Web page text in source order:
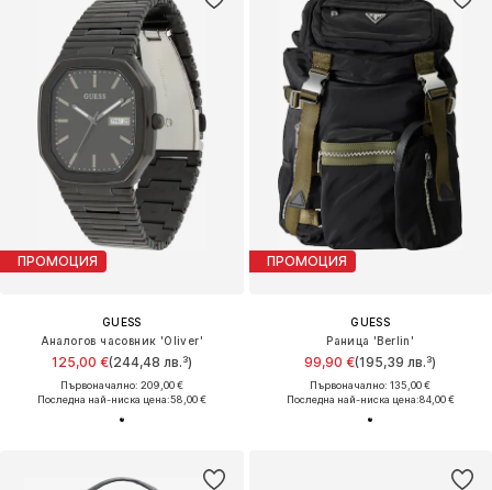
ПРОМОЦИЯ
GUESS
Аналогов часовник 'Oliver'
125,00 €(244,48 лв.³)
Първоначално: 209,00 €
Последна най-ниска цена:58,00 €
ПРОМОЦИЯ
GUESS
Раница 'Berlin'
99,90 €(195,39 лв.³)
Първоначално: 135,00 €
Последна най-ниска цена:84,00 €